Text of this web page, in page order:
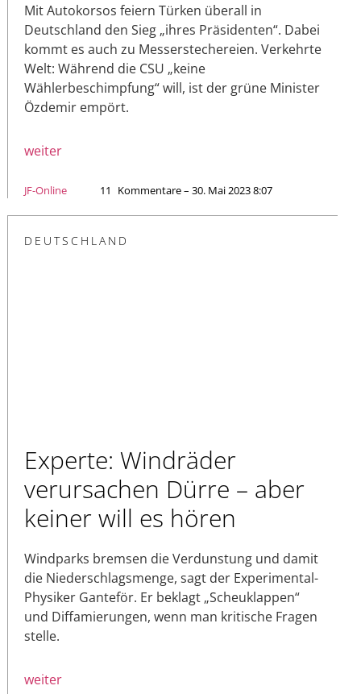
Mit Autokorsos feiern Türken überall in
Deutschland den Sieg „ihres Präsidenten“. Dabei
kommt es auch zu Messerstechereien. Verkehrte
Welt: Während die CSU „keine
Wählerbeschimpfung“ will, ist der grüne Minister
Özdemir empört.
weiter
JF-Online 11 Kommentare – 30. Mai 2023 8:07
DEUTSCHLAND
Experte: Windräder
verursachen Dürre – aber
keiner will es hören
Windparks bremsen die Verdunstung und damit
die Niederschlagsmenge, sagt der Experimental-
Physiker Ganteför. Er beklagt „Scheuklappen“
und Diffamierungen, wenn man kritische Fragen
stelle.
weiter